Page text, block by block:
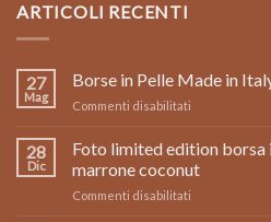
ARTICOLI RECENTI
27
Mag
Borse in Pelle Made in
Commenti disabilitati
in
Pelle
Made
28
Dic
Foto limited edition borsa
marrone coconut
Commenti disabilitati